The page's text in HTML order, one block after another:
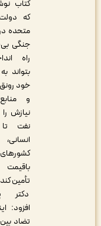
کتاب نوشته بود
که دولت ایالات
متحده در ویتنام
جنگی بی‌پایان به
راه انداخته تا
بتواند به اقتصاد
خود رونق ببخشد
و منابع مورد
نیازش را از گاز و
نفت تا نیروی
انسانی، از
کشورهای دیگر
باقیمت ارزان
تأمین کند.
دکتر پزشکیان
افزود: اینجا یک
تضاد بین ساکنان